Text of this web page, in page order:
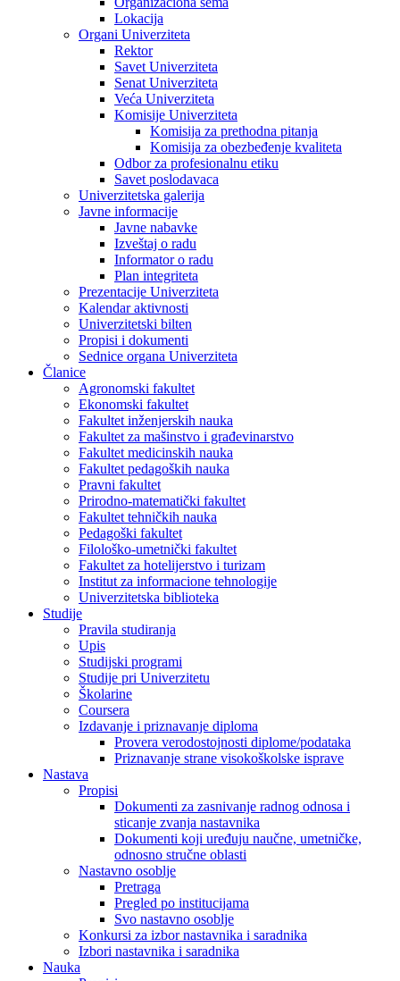
Lokacija
Organi Univerziteta
Rektor
Savet Univerziteta
Senat Univerziteta
Veća Univerziteta
Komisije Univerziteta
Komisija za prethodna pitanja
Komisija za obezbeđenje kvaliteta
Odbor za profesionalnu etiku
Savet poslodavaca
Univerzitetska galerija
Javne informacije
Javne nabavke
Izveštaj o radu
Informator o radu
Plan integriteta
Prezentacije Univerziteta
Kalendar aktivnosti
Univerzitetski bilten
Propisi i dokumenti
Sednice organa Univerziteta
Članice
Agronomski fakultet
Ekonomski fakultet
Fakultet inženjerskih nauka
Fakultet za mašinstvo i građevinarstvo
Fakultet medicinskih nauka
Fakultet pedagoških nauka
Pravni fakultet
Prirodno-matematički fakultet
Fakultet tehničkih nauka
Pedagoški fakultet
Filološko-umetnički fakultet
Fakultet za hotelijerstvo i turizam
Institut za informacione tehnologije
Univerzitetska biblioteka
Studije
Pravila studiranja
Upis
Studijski programi
Studije pri Univerzitetu
Školarine
Coursera
Izdavanje i priznavanje diploma
Provera verodostojnosti diplome/podataka
Priznavanje strane visokoškolske isprave
Nastava
Propisi
Dokumenti za zasnivanje radnog odnosa i
sticanje zvanja nastavnika
Dokumenti koji uređuju naučne, umetničke,
odnosno stručne oblasti
Nastavno osoblje
Pretraga
Pregled po institucijama
Svo nastavno osoblje
Konkursi za izbor nastavnika i saradnika
Izbori nastavnika i saradnika
Nauka